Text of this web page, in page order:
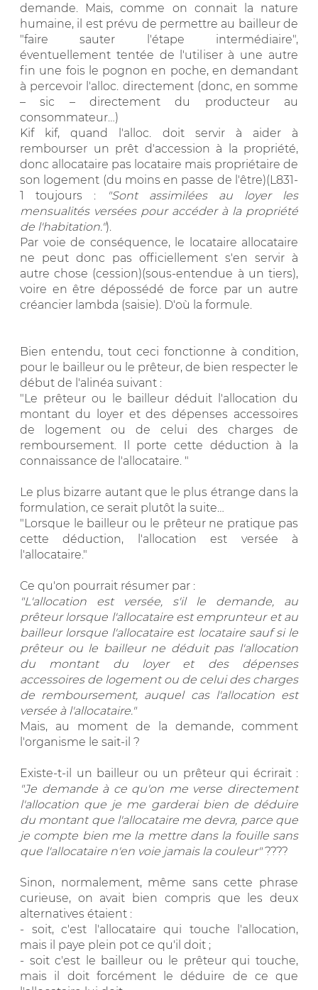
demande. Mais, comme on connait la nature
humaine, il est prévu de permettre au bailleur de
"faire sauter l'étape intermédiaire",
éventuellement tentée de l'utiliser à une autre
fin une fois le pognon en poche, en demandant
à percevoir l'alloc. directement (donc, en somme
– sic – directement du producteur au
consommateur…)
Kif kif, quand l'alloc. doit servir à aider à
rembourser un prêt d'accession à la propriété,
donc allocataire pas locataire mais propriétaire de
son logement (du moins en passe de l'être)(L831-
1 toujours :
"Sont assimilées au loyer les
mensualités versées pour accéder à la propriété
de l'habitation.").
Par voie de conséquence, le locataire allocataire
ne peut donc pas officiellement s'en servir à
autre chose (cession)(sous-entendue à un tiers),
voire en être dépossédé de force par un autre
créancier lambda (saisie). D'où la formule.
Bien entendu, tout ceci fonctionne à condition,
pour le bailleur ou le prêteur, de bien respecter le
début de l'alinéa suivant :
"Le prêteur ou le bailleur déduit l'allocation du
montant du loyer et des dépenses accessoires
de logement ou de celui des charges de
remboursement. Il porte cette déduction à la
connaissance de l'allocataire. "
Le plus bizarre autant que le plus étrange dans la
formulation, ce serait plutôt la suite…
"Lorsque le bailleur ou le prêteur ne pratique pas
cette déduction, l'allocation est versée à
l'allocataire."
Ce qu'on pourrait résumer par :
"L'allocation est versée, s'il le demande, au
prêteur lorsque l'allocataire est emprunteur et au
bailleur lorsque l'allocataire est locataire sauf si le
prêteur ou le bailleur ne déduit pas l'allocation
du montant du loyer et des dépenses
accessoires de logement ou de celui des charges
de remboursement, auquel cas l'allocation est
versée à l'allocataire."
Mais, au moment de la demande, comment
l'organisme le sait-il ?
Existe-t-il un bailleur ou un prêteur qui écrirait :
"Je demande à ce qu'on me verse directement
l'allocation que je me garderai bien de déduire
du montant que l'allocataire me devra, parce que
je compte bien me la mettre dans la fouille sans
que l'allocataire n'en voie jamais la couleur"????
Sinon, normalement, même sans cette phrase
curieuse, on avait bien compris que les deux
alternatives étaient :
- soit, c'est l'allocataire qui touche l'allocation,
mais il paye plein pot ce qu'il doit ;
- soit c'est le bailleur ou le prêteur qui touche,
mais il doit forcément le déduire de ce que